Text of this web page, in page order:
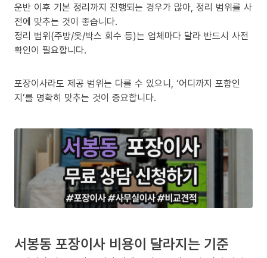
운반 이후 기본 정리까지 진행되는 경우가 많아, 정리 범위를 사
전에 맞추는 것이 좋습니다.
정리 범위(주방/옷/박스 회수 등)는 업체마다 달라 반드시 사전
확인이 필요합니다.
포장이사라도 제공 범위는 다를 수 있으니, ‘어디까지 포함인
지’를 명확히 맞추는 것이 중요합니다.
서봉동 포장이사 비용이 달라지는 기준